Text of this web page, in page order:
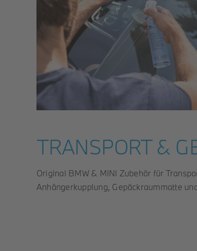
TRANSPORT &
Original BMW & MINI Zubehör für
Anhängerkupplung, Gepäckraummatte